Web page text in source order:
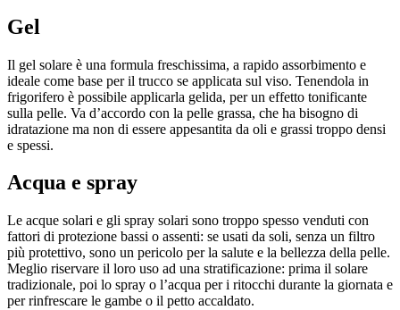
Gel
Il gel solare è una formula freschissima, a rapido assorbimento e
ideale come base per il trucco se applicata sul viso. Tenendola in
frigorifero è possibile applicarla gelida, per un effetto tonificante
sulla pelle. Va d’accordo con la pelle grassa, che ha bisogno di
idratazione ma non di essere appesantita da oli e grassi troppo densi
e spessi.
Acqua e spray
Le acque solari e gli spray solari sono troppo spesso venduti con
fattori di protezione bassi o assenti: se usati da soli, senza un filtro
più protettivo, sono un pericolo per la salute e la bellezza della pelle.
Meglio riservare il loro uso ad una stratificazione: prima il solare
tradizionale, poi lo spray o l’acqua per i ritocchi durante la giornata e
per rinfrescare le gambe o il petto accaldato.